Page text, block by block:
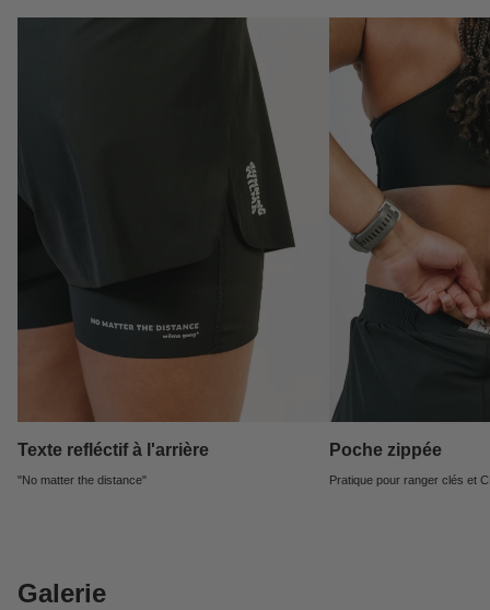
Texte refléctif à l'arrière
"No matter the distance"
Poche zippée
Pratique pour ranger clés et
Galerie